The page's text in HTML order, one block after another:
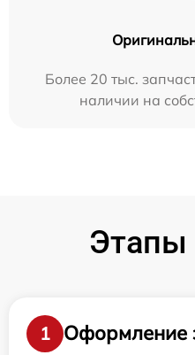
Более 20 тыс.
наличии на
Этапы
1
Оформление